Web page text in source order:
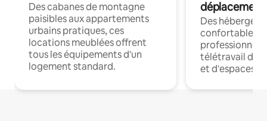
Des cabanes de montagne
paisibles aux appartements
urbains pratiques, ces
locations meublées offrent
tous les équipements d'un
logement standard.
déplacement
Des
confortables
professionnels
télétravail
et d'espaces